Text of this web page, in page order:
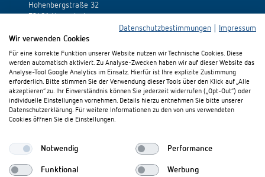
Hohenbergstraße 32
Fax: +49 (0)74 74/692-150
E-Mail:info@theben.de
S'il vous plaît visitez-nous sur:
Datenschutzbestimmungen
Impressum
Wir verwenden Cookies
Für eine korrekte Funktion unserer Website nutzen wir Technische Cookies. Diese
werden automatisch aktiviert. Zu Analyse-Zwecken haben wir auf dieser Website das
Analyse-Tool Google Analytics im Einsatz. Hierfür ist Ihre explizite Zustimmung
erforderlich. Bitte stimmen Sie der Verwendung dieser Tools über den Klick auf „Alle
akzeptieren“ zu. Ihr Einverständnis können Sie jederzeit widerrufen („Opt-Out“) oder
individuelle Einstellungen vornehmen. Details hierzu entnehmen Sie bitte unserer
Datenschutzerklärung. Für weitere Informationen zu den von uns verwendeten
Cookies öffnen Sie die Einstellungen.
Notwendig Performance
Funktional Werbung